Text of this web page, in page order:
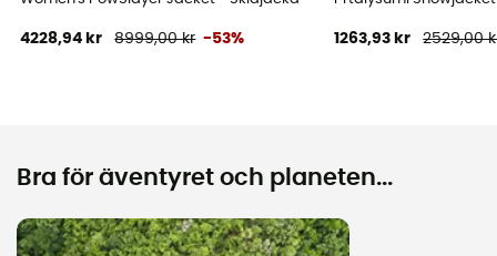
4228,94 kr 8999,00 kr -53% 1263,93 kr 2529,00
Bra för äventyret och planeten...